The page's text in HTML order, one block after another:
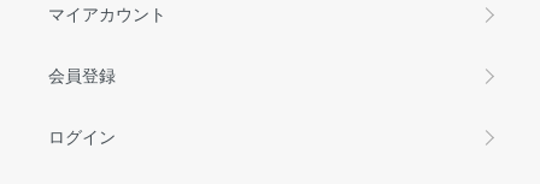
マイアカウント
会員登録
ログイン